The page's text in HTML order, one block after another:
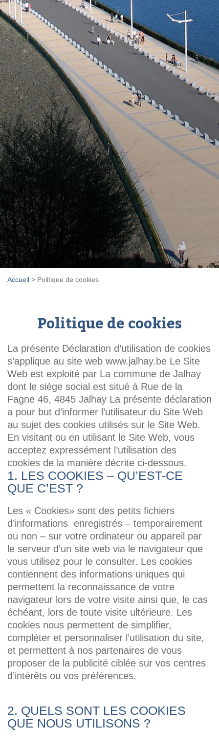
Accueil > Politique de cookies
Politique de cookies
La présente Déclaration d’utilisation de cookies
s’applique au site web www.jalhay.be Le Site
Web est exploité par La commune de Jalhay
dont le siège social est situé à Rue de la
Fagne 46, 4845 Jalhay La présente déclaration
a pour but d’informer l’utilisateur du Site Web
au sujet des cookies utilisés sur le Site Web.
En visitant ou en utilisant le Site Web, vous
acceptez expressément l’utilisation des
cookies de la manière décrite ci-dessous.
1. LES COOKIES – QU’EST-CE
QUE C’EST ?
Les « Cookies» sont des petits fichiers
d’informations enregistrés – temporairement
ou non – sur votre ordinateur ou appareil par
le serveur d’un site web via le navigateur que
vous utilisez pour le consulter. Les cookies
contiennent des informations uniques qui
permettent la reconnaissance de votre
navigateur lors de votre visite ainsi que, le cas
échéant, lors de toute visite ultérieure. Les
cookies nous permettent de simplifier,
compléter et personnaliser l’utilisation du site,
et permettent à nos partenaires de vous
proposer de la publicité ciblée sur vos centres
d’intérêts ou vos préférences.
2. QUELS SONT LES COOKIES
QUE NOUS UTILISONS ?